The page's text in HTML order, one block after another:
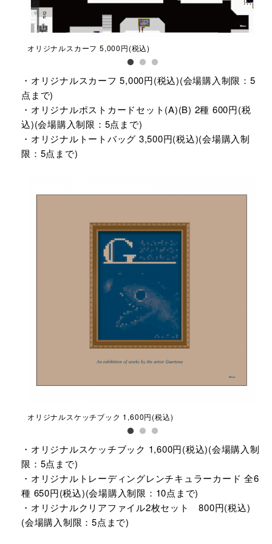
オリジナルスカーフ 5,000円(税込)​
・オリジナルスカーフ 5,000円(税込)(会場購入制限：5
点まで)
・オリジナルポストカードセット(A)(B)​ 2種 600円(税
込)​​(会場購入制限：5点まで)
・オリジナルトートバッグ 3,500円(税込)​(会場購入制
限：5点まで)
オリジナルスケッチブック 1,600円(税込)​
・オリジナルスケッチブック 1,600円(税込)​(会場購入制
限：5点まで)
・オリジナルトレーディングレンチキュラーカード 全6
種 650円(税込)​(会場購入制限：10点まで)
・オリジナルクリアファイル2枚セット 800円(税込)​​
(会場購入制限：5点まで)